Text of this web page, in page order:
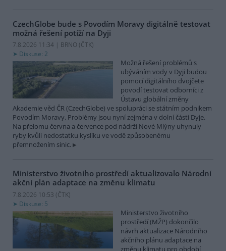
CzechGlobe bude s Povodím Moravy digitálně testovat
možná řešení potíží na Dyji
7.8.2026 11:34 | BRNO (ČTK)
Diskuse: 2
Možná řešení problémů s
ubýváním vody v Dyji budou
pomocí digitálního dvojčete
povodí testovat odborníci z
Ústavu globální změny
Akademie věd ČR (CzechGlobe) ve spolupráci se státním podnikem
Povodím Moravy. Problémy jsou nyní zejména v dolní části Dyje.
Na přelomu června a července pod nádrží Nové Mlýny uhynuly
ryby kvůli nedostatku kyslíku ve vodě způsobenému
přemnožením sinic.
Ministerstvo životního prostředí aktualizovalo Národní
akční plán adaptace na změnu klimatu
7.8.2026 10:53 (ČTK)
Diskuse: 5
Ministerstvo životního
prostředí (MŽP) dokončilo
návrh aktualizace Národního
akčního plánu adaptace na
změnu klimatu pro období